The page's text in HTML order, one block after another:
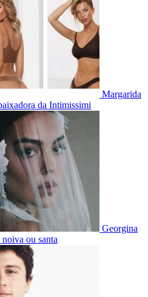
Margarida
da Intimissimi
Georgina
ou santa